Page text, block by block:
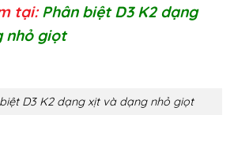
tại:Phân biệt D3 K2 dạng
nhỏ giọt
D3 K2 dạng xịt và dạng nhỏ giọt